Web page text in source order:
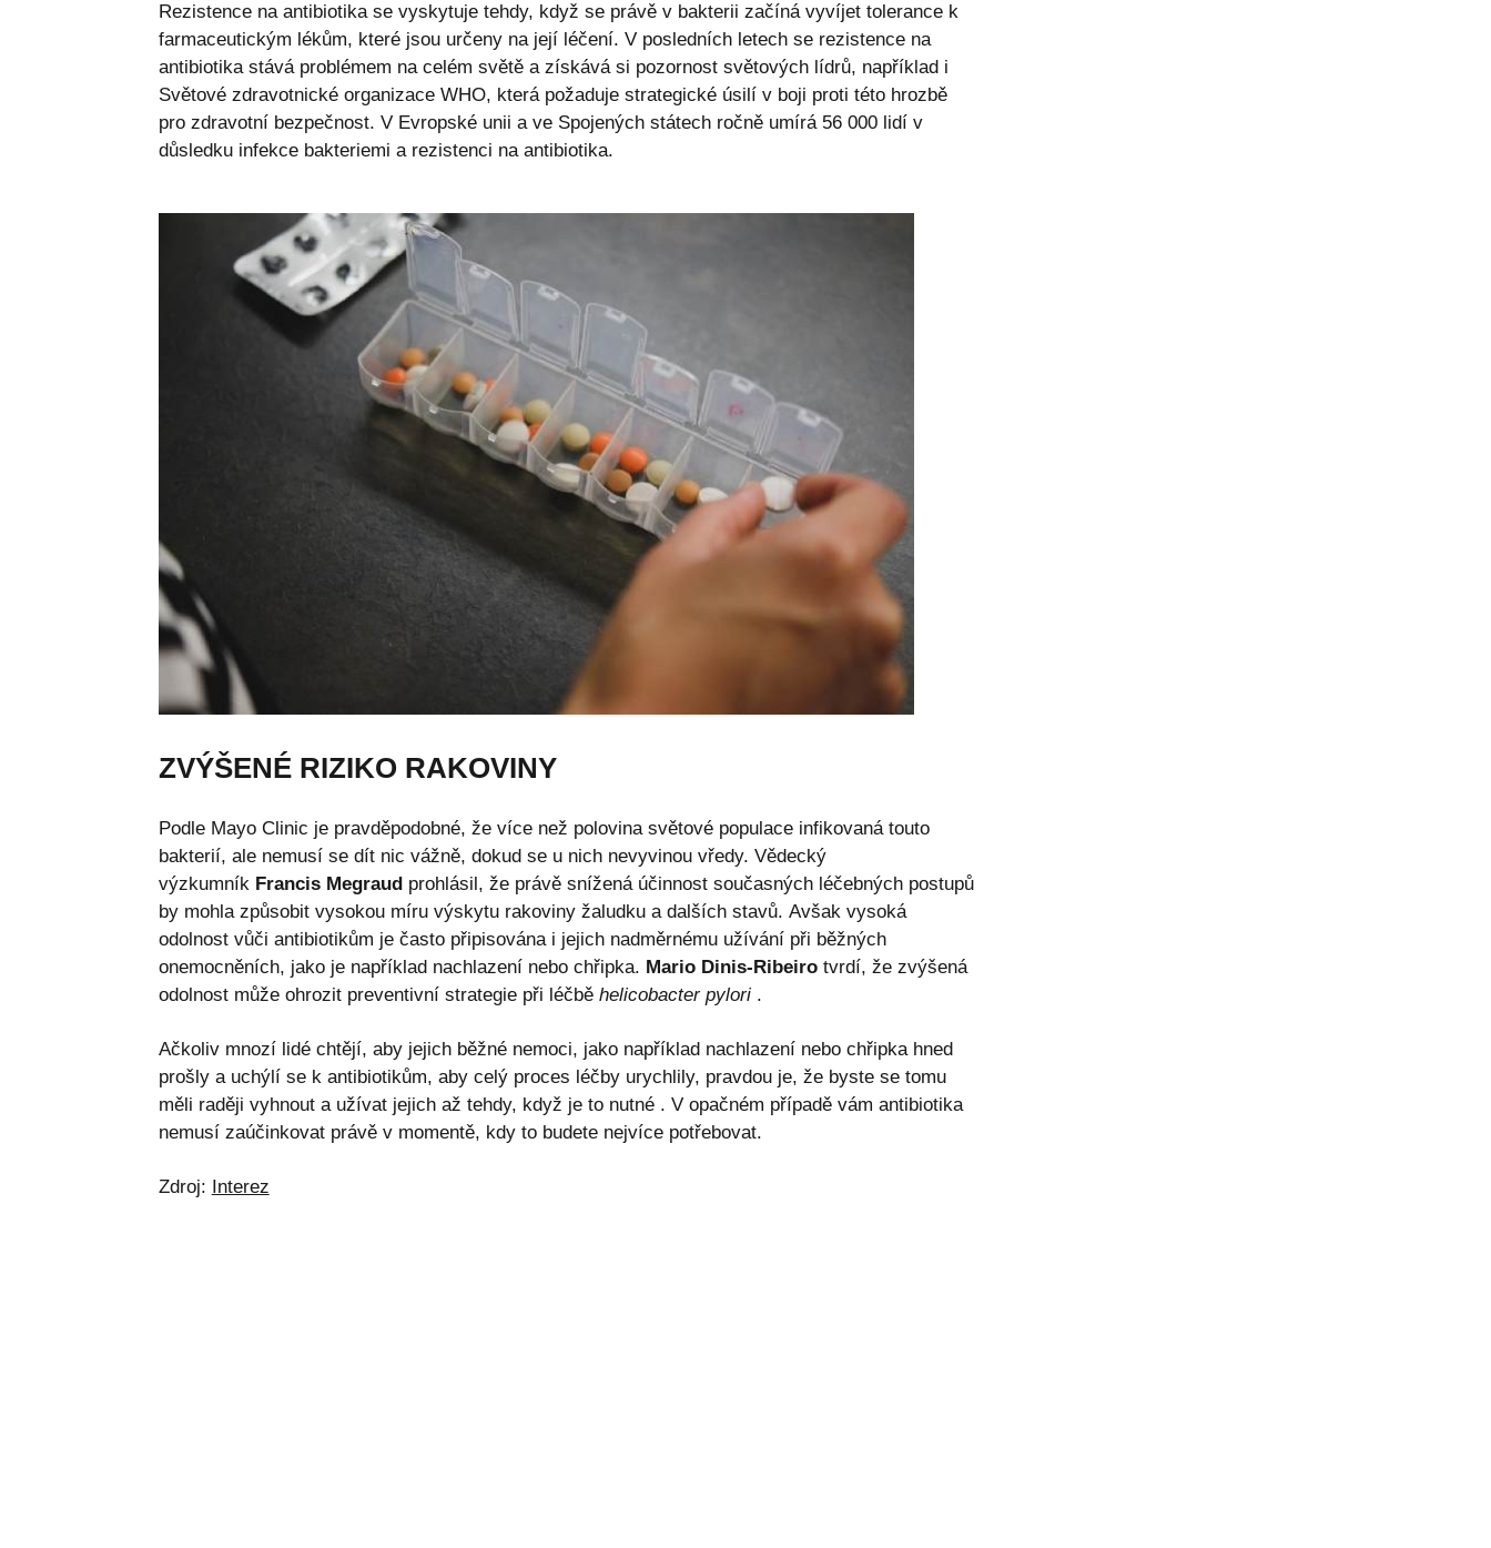
Rezistence na antibiotika se vyskytuje tehdy, když se právě v bakterii začíná vyvíjet tolerance k
farmaceutickým lékům, které jsou určeny na její léčení. V posledních letech se rezistence na
antibiotika stává problémem na celém světě a získává si pozornost světových lídrů, například i
Světové zdravotnické organizace WHO, která požaduje strategické úsilí v boji proti této hrozbě
pro zdravotní bezpečnost. V Evropské unii a ve Spojených státech ročně umírá 56 000 lidí v
důsledku infekce bakteriemi a rezistenci na antibiotika.
ZVÝŠENÉ RIZIKO RAKOVINY
Podle Mayo Clinic je pravděpodobné, že více než polovina světové populace infikovaná touto
bakterií, ale nemusí se dít nic vážně, dokud se u nich nevyvinou vředy. Vědecký
výzkumník Francis Megraudprohlásil, že právě snížená účinnost současných léčebných postupů
by mohla způsobit vysokou míru výskytu rakoviny žaludku a dalších stavů. Avšak vysoká
odolnost vůči antibiotikům je často připisována i jejich nadměrnému užívání při běžných
onemocněních, jako je například nachlazení nebo chřipka. Mario Dinis-Ribeirotvrdí, že zvýšená
odolnost může ohrozit preventivní strategie při léčbě helicobacter pylori.
Ačkoliv mnozí lidé chtějí, aby jejich běžné nemoci, jako například nachlazení nebo chřipka hned
prošly a uchýlí se k antibiotikům, aby celý proces léčby urychlily, pravdou je, že byste se tomu
měli raději vyhnout a užívat jejich až tehdy, když je to nutné . V opačném případě vám antibiotika
nemusí zaúčinkovat právě v momentě, kdy to budete nejvíce potřebovat.
Zdroj: Interez